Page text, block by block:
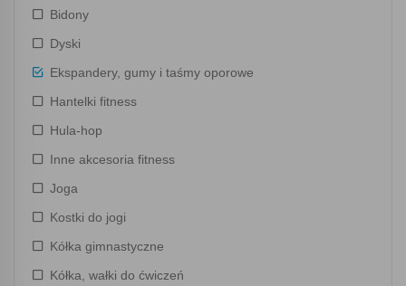
Bidony
Dyski
Ekspandery, gumy i taśmy oporowe
Hantelki fitness
Hula-hop
Inne akcesoria fitness
Joga
Kostki do jogi
Kółka gimnastyczne
Kółka, wałki do ćwiczeń